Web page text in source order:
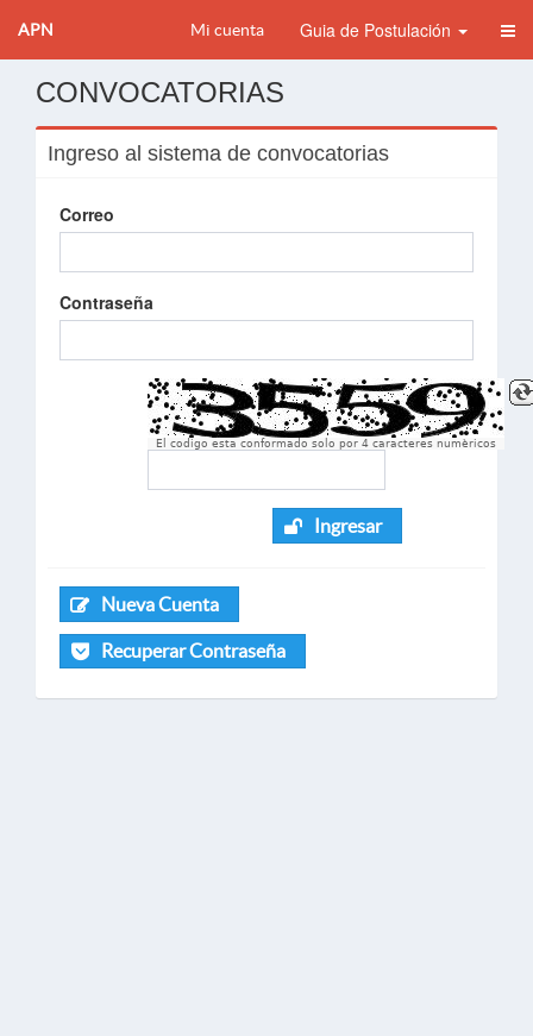
APN Mi cuenta Guia de Postulación
CONVOCATORIAS
Ingreso al sistema de convocatorias
Correo
Contraseña
El codigo esta conformado solo por 4 caracteres numèricos
Ingresar
Nueva Cuenta
Recuperar Contraseña